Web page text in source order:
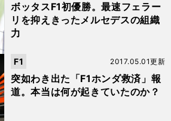
ボッタスF1初優勝。最速フェラー
リを抑えきったメルセデスの組織
力
突如わき出た「F1ホンダ救済」報
道。本当は何が起きていたのか？
2017.05.01更新
F1